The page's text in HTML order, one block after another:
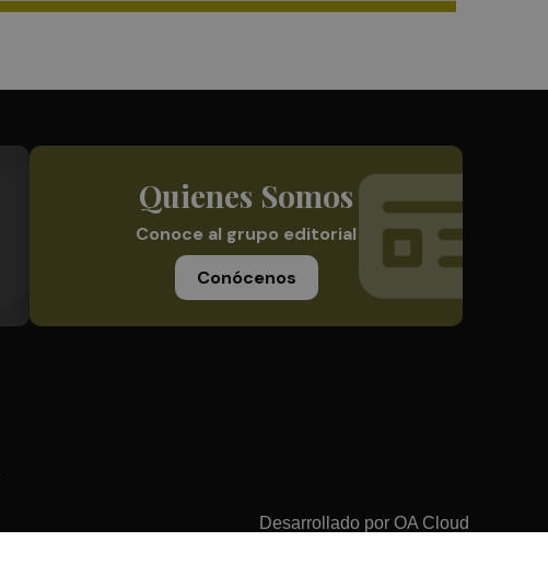
Quienes Somos
Conoce al grupo editorial
Conócenos
Desarrollado por OA Cloud